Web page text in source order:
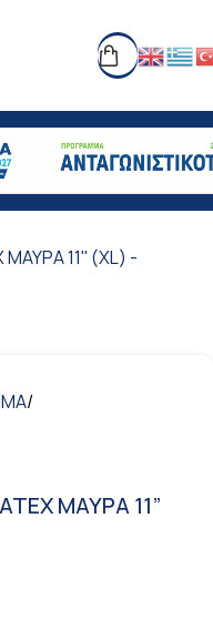
/
ΜΑΥΡΑ 11”